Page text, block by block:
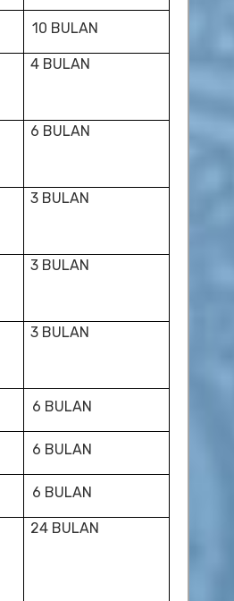
10 BULAN
4 BULAN
6 BULAN
3 BULAN
3 BULAN
3 BULAN
6 BULAN
6 BULAN
6 BULAN
24 BULAN